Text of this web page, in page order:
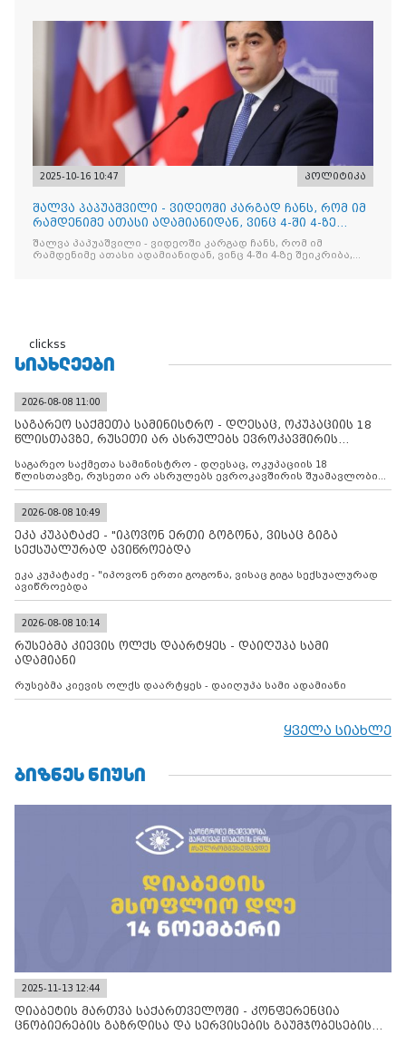
2025-10-16 10:47 პოლიტიკა
შალვა პაპუაშვილი - ვიდეოში კარგად ჩანს, რომ იმ
რამდენიმე ათასი ადამიანიდან, ვინც 4-ში 4-ზე
შეიკრიბა,
შალვა პაპუაშვილი - ვიდეოში კარგად ჩანს, რომ იმ
რამდენიმე ათასი ადამიანიდან, ვინც 4-ში 4-ზე შეიკრიბა,
clickss
ᲡᲘᲐᲮᲚᲔᲔᲑᲘ
2026-08-08 11:00
საგარეო საქმეთა სამინისტრო - დღესაც, ოკუპაციის 18
წლისთავზე, რუსეთი არ ასრულებს ევროკავშირის
საგარეო საქმეთა სამინისტრო - დღესაც, ოკუპაციის 18
წლისთავზე, რუსეთი არ ასრულებს ევროკავშირის შუამავლობით
დადებულ 2008 წლის 12 აგვისტოს ცეცხლის შეწყვეტის
კონტროლს ოკუპირებულ რეგიონებში, აგრძელებს მათი
მილიტარიზაციის პროცესს და აქტიურად დგამს ნაბიჯებს მათი
ფაქტობრივი ანექსიისკენ
2026-08-08 10:49
ეკა კუპატაძე - "იპოვონ ერთი გოგონა, ვისაც გიგა
სექსუალურად ავიწროებდა
ეკა კუპატაძე - "იპოვონ ერთი გოგონა, ვისაც გიგა სექსუალურად
ავიწროებდა
2026-08-08 10:14
რუსებმა კიევის ოლქს დაარტყეს - დაიღუპა სამი
ადამიანი
რუსებმა კიევის ოლქს დაარტყეს - დაიღუპა სამი ადამიანი
ყველა სიახლე
ᲑᲘᲖᲜᲔᲡ ᲜᲘᲣᲡᲘ
2025-11-13 12:44
დიაბეტის მართვა საქართველოში - კონფერენცია
ცნობიერების გაზრდისა და სერვისების გაუმჯობესების